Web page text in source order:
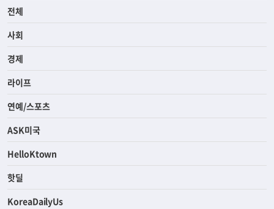
전체
사회
경제
라이프
연예/스포츠
ASK미국
HelloKtown
핫딜
KoreaDailyUs